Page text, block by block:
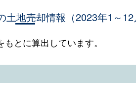
土地売却情報（2023年1～
とに算出しています。